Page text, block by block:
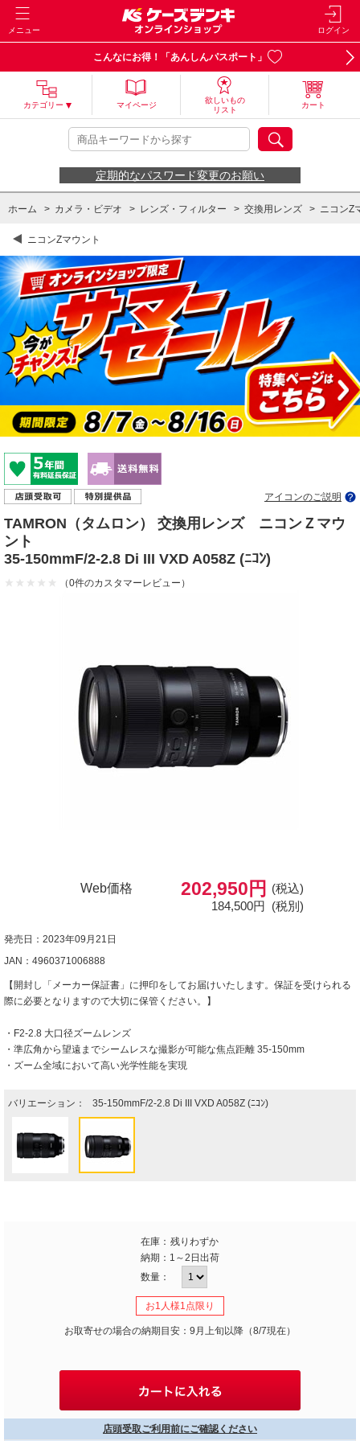
メニュー ログイン
こんなにお得！「あんしんパスポート」
カテゴリー マイページ
欲しいもの
リスト
カート
定期的なパスワード変更のお願い
ホーム > カメラ・ビデオ > レンズ・フィルター > 交換用レンズ > ニコンZ
ニコンZマウント
アイコンのご説明
TAMRON（タムロン） 交換用レンズ ニコンＺマウ
ント
35-150mmF/2-2.8 Di III VXD A058Z (ﾆｺﾝ)
（0件のカスタマーレビュー）
Web価格 202,950円
(税込)
184,500円 (税別)
発売日：2023年09月21日
JAN：4960371006888
【開封し「メーカー保証書」に押印をしてお届けいたします。保証を受けられる
際に必要となりますので大切に保管ください。】
・F2-2.8 大口径ズームレンズ
・準広角から望遠までシームレスな撮影が可能な焦点距離 35-150mm
・ズーム全域において高い光学性能を実現
バリエーション： 35-150mmF/2-2.8 Di III VXD A058Z (ﾆｺﾝ)
在庫： 残りわずか
納期： 1～2日出荷
数量：
お1人様1点限り
お取寄せの場合の納期目安：9月上旬以降（8/7現在）
店頭受取ご利用前にご確認ください